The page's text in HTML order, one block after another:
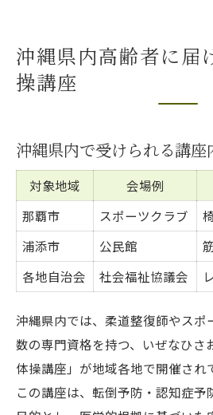
沖縄県内高齢者に届
操講座
沖縄県内で受けられる講座
対象地域 会場例
那覇市
スポーツクラブ
浦添市
公民館
各地自治会
社会福祉協議会
沖縄県内では、柔道整復師やスポ
数の専門資格を持つ、いぜなひさ
体操講座」が地域各地で開催され
この講座は、転倒予防・認知症予